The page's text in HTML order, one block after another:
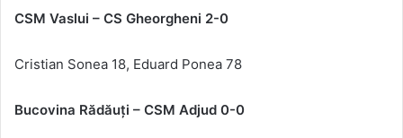
CSM Vaslui – CS Gheorgheni 2-0
Cristian Sonea 18, Eduard Ponea 78
Bucovina Rădăuţi – CSM Adjud 0-0